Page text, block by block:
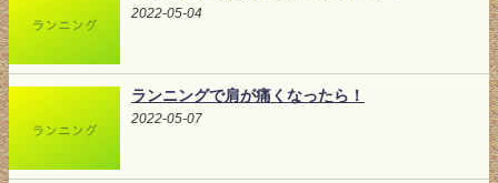
2022-05-04
ランニングで肩が痛くなったら！
2022-05-07